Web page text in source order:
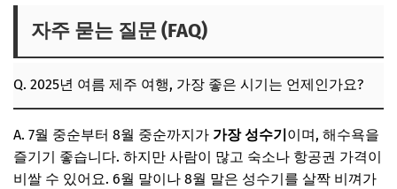
자주 묻는 질문 (FAQ)
Q. 2025년 여름 제주 여행, 가장 좋은 시기는 언제인가요?
A. 7월 중순부터 8월 중순까지가 가장 성수기 이며, 해수욕을
즐기기 좋습니다. 하지만 사람이 많고 숙소나 항공권 가격이
비쌀 수 있어요. 6월 말이나 8월 말은 성수기를 살짝 비껴가